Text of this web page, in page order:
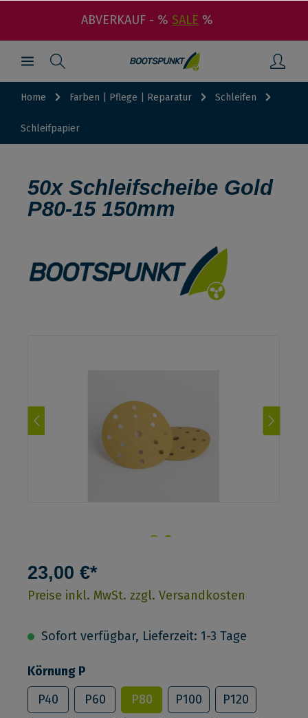
ABVERKAUF - % SALE %
Home Farben | Pflege | Reparatur Schleifen
Schleifpapier
50x Schleifscheibe Gold
P80-15 150mm
23,00 €*
Preise inkl. MwSt. zzgl. Versandkosten
Sofort verfügbar, Lieferzeit: 1-3 Tage
Körnung P
P40
P60 P80 P100 P120